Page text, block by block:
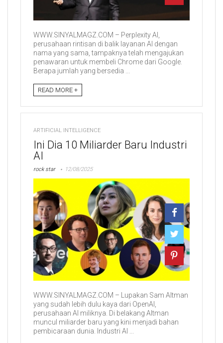
WWW.SINYALMAGZ.COM – Perplexity AI,
perusahaan rintisan di balik layanan AI dengan
nama yang sama, tampaknya telah mengajukan
penawaran untuk membeli Chrome dari Google.
Berapa jumlah yang bersedia ...
READ MORE +
ARTIFICIAL INTELLIGENCE
Ini Dia 10 Miliarder Baru Industri
AI
rock star 12/08/2025
WWW.SINYALMAGZ.COM – Lupakan Sam Altman
yang sudah lebih dulu kaya dari OpenAI,
perusahaan AI miliknya. Di belakang Altman
muncul miliarder baru yang kini menjadi bahan
pembicaraan dunia. Industri AI ...